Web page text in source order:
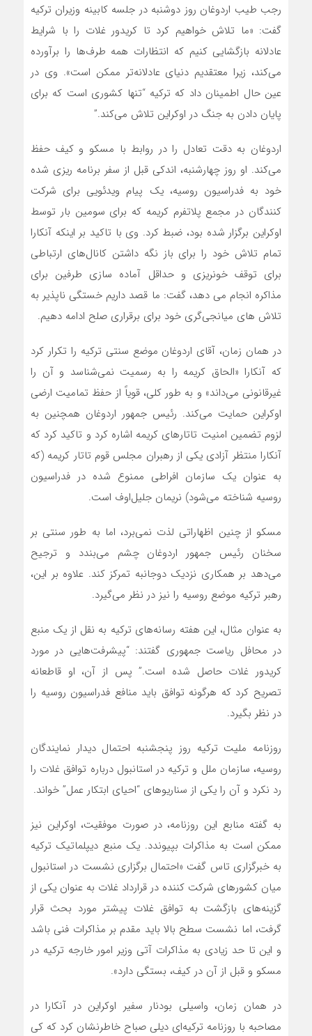
رجب طیب اردوغان روز دوشنبه در جلسه کابینه وزیران ترکیه
گفت: «ما تلاش خواهیم کرد تا کریدور غلات را با شرایط
عادلانه بازگشایی کنیم که انتظارات همه طرف‌ها را برآورده
می‌کند، زیرا معتقدیم دنیای عادلانه‌تر ممکن است». وی در
عین حال اطمینان داد که ترکیه “تنها کشوری است که برای
پایان دادن به جنگ در اوکراین تلاش می‌کند.”
اردوغان به دقت تعادل را در روابط با مسکو و کیف حفظ
می‌کند. او روز چهارشنبه، اندکی قبل از سفر برنامه ریزی شده
خود به فدراسیون روسیه، یک پیام ویدئویی برای شرکت
کنندگان در مجمع پلاتفرم کریمه که برای سومین بار توسط
اوکراین برگزار شده بود، ضبط کرد. وی با تاکید بر اینکه آنکارا
تمام تلاش خود را برای باز نگه داشتن کانال‌های ارتباطی
برای توقف خونریزی و حداقل آماده سازی طرفین برای
مذاکره انجام می دهد، گفت: ما قصد داریم خستگی ناپذیر به
تلاش های میانجی‌گری خود برای برقراری صلح ادامه دهیم.
در همان زمان، آقای اردوغان موضع سنتی ترکیه را تکرار کرد
که آنکارا «الحاق کریمه را به رسمیت نمی‌شناسد و آن را
غیرقانونی می‌داند» و به طور کلی، قویاً از حفظ تمامیت ارضی
اوکراین حمایت می‌کند. رئیس جمهور اردوغان همچنین به
لزوم تضمین امنیت تاتارهای کریمه اشاره کرد و تاکید کرد که
آنکارا منتظر آزادی یکی از رهبران مجلس قوم تاتار کریمه (که
به عنوان یک سازمان افراطی ممنوع شده در فدراسیون
روسیه شناخته می‌شود) نریمان جلیل‌اوف است.
مسکو از چنین اظهاراتی لذت نمی‌برد، اما به طور سنتی بر
سخنان رئیس جمهور اردوغان چشم می‌بندد و ترجیح
می‌دهد بر همکاری نزدیک دوجانبه تمرکز کند. علاوه بر این،
رهبر ترکیه موضع روسیه را نیز در نظر می‌گیرد.
به عنوان مثال، این هفته رسانه‌های ترکیه به نقل از یک منبع
در محافل ریاست جمهوری گفتند: “پیشرفت‌هایی در مورد
کریدور غلات حاصل شده است.” پس از آن، او قاطعانه
تصریح کرد که هرگونه توافق باید منافع فدراسیون روسیه را
در نظر بگیرد.
روزنامه ملیت ترکیه روز پنجشنبه احتمال دیدار نمایندگان
روسیه، سازمان ملل و ترکیه در استانبول درباره توافق غلات را
رد نکرد و آن را یکی از سناریوهای “احیای ابتکار عمل” خواند.
به گفته منابع این روزنامه، در صورت موفقیت، اوکراین نیز
ممکن است به مذاکرات بپیوندد. یک منبع دیپلماتیک ترکیه
به خبرگزاری تاس گفت «احتمال برگزاری نشست در استانبول
میان کشورهای شرکت کننده در قرارداد غلات به عنوان یکی از
گزینه‌های بازگشت به توافق غلات پیشتر مورد بحث قرار
گرفت، اما نشست سطح بالا باید مقدم بر مذاکرات فنی باشد
و این تا حد زیادی به مذاکرات آتی وزیر امور خارجه ترکیه در
مسکو و قبل از آن در کیف، بستگی دارد».
در همان زمان، واسیلی بودنار سفیر اوکراین در آنکارا در
مصاحبه با روزنامه ترکیه‌ای دیلی صباح خاطرنشان کرد که کی